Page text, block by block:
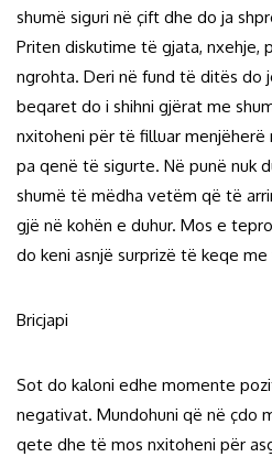
shumë siguri në çift dhe do ja
Priten diskutime të gjata, nxehje,
ngrohta. Deri në fund të ditës do
beqaret do i shihni gjërat me
nxitoheni për të filluar menjëherë
pa qenë të sigurte. Në punë nuk
shumë të mëdha vetëm që të
gjë në kohën e duhur. Mos e
do keni asnjë surprizë të keqe me
Bricjapi
Sot do kaloni edhe momente
negativat. Mundohuni që në çdo
qete dhe të mos nxitoheni për